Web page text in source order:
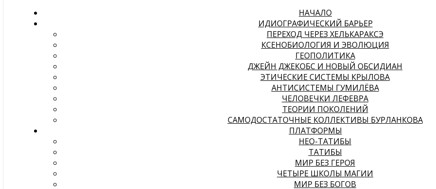
НАЧАЛО
ИДИОГРАФИЧЕСКИЙ БАРЬЕР
ПЕРЕХОД ЧЕРЕЗ ХЕЛЬКАРАКСЭ
КСЕНОБИОЛОГИЯ И ЭВОЛЮЦИЯ
ГЕОПОЛИТИКА
ДЖЕЙН ДЖЕКОБС И НОВЫЙ ОБСИДИАН
ЭТИЧЕСКИЕ СИСТЕМЫ КРЫЛОВА
АНТИСИСТЕМЫ ГУМИЛЁВА
ЧЕЛОВЕЧКИ ЛЕФЕВРА
ТЕОРИИ ПОКОЛЕНИЙ
САМОДОСТАТОЧНЫЕ КОЛЛЕКТИВЫ БУРЛАНКОВА
ПЛАТФОРМЫ
НЕО-ТАТИБЫ
ТАТИБЫ
МИР БЕЗ ГЕРОЯ
ЧЕТЫРЕ ШКОЛЫ МАГИИ
МИР БЕЗ БОГОВ